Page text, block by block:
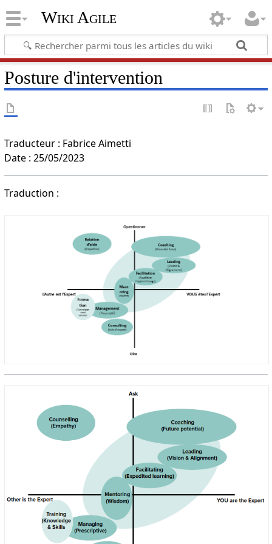
Wiki Agile
Posture d'intervention
Traducteur : Fabrice Aimetti
Date : 25/05/2023
Traduction :